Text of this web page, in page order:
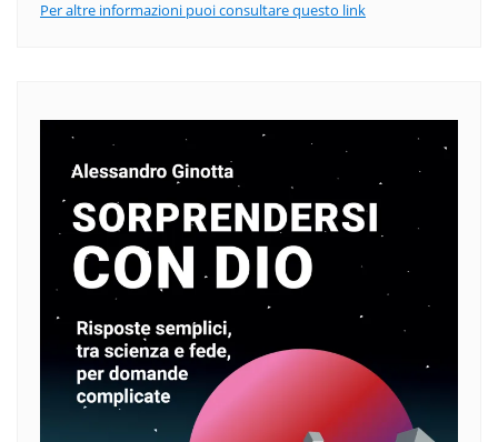
Per altre informazioni puoi consultare questo link